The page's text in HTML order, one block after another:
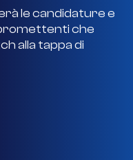
le candidature e
che
alla tappa di